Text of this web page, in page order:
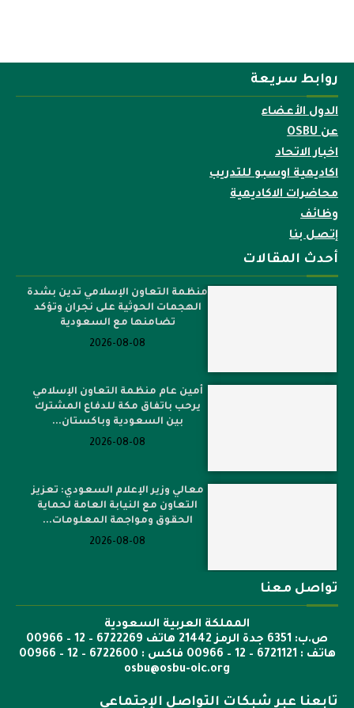
روابط سريعة
الدول الأعضاء
عن OSBU
اخبار الاتحاد
اكاديمية اوسبو للتدريب
محاضرات الاكاديمية
وظائف
إتصل بنا
أحدث المقالات
منظمة التعاون الإسلامي تدين بشدة
الهجمات الحوثية على نجران وتؤكد
تضامنها مع السعودية
2026-08-08
أمين عام منظمة التعاون الإسلامي
يرحب باتفاق مكة للدفاع المشترك
بين السعودية وباكستان...
2026-08-08
معالي وزير الإعلام السعودي: تعزيز
التعاون مع النيابة العامة لحماية
الحقوق ومواجهة المعلومات...
2026-08-08
تواصل معنا
المملكة العربية السعودية
ص.ب: 6351 جدة الرمز 21442 هاتف 6722269 – 12 – 00966
هاتف : 6721121 – 12 – 00966 فاكس : 6722600 – 12 – 00966
osbu@osbu-oic.org
تابعنا عبر شبكات التواصل الإجتماعي